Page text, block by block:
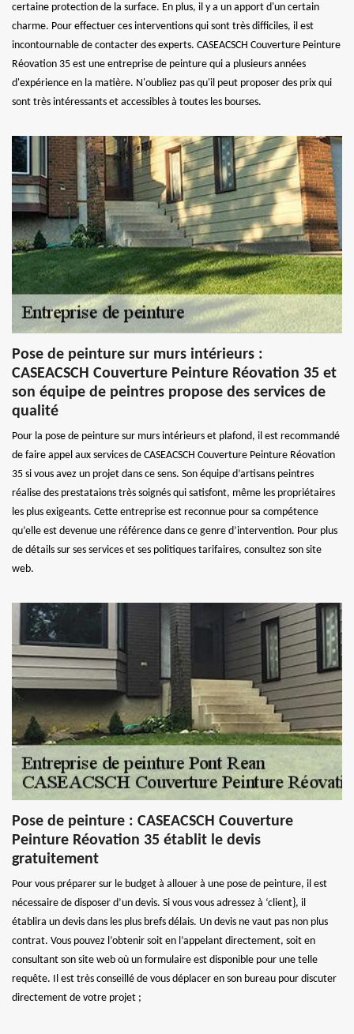
certaine protection de la surface. En plus, il y a un apport d'un certain
charme. Pour effectuer ces interventions qui sont très difficiles, il est
incontournable de contacter des experts. CASEACSCH Couverture Peinture
Réovation 35 est une entreprise de peinture qui a plusieurs années
d'expérience en la matière. N'oubliez pas qu'il peut proposer des prix qui
sont très intéressants et accessibles à toutes les bourses.
Pose de peinture sur murs intérieurs :
CASEACSCH Couverture Peinture Réovation 35 et
son équipe de peintres propose des services de
qualité
Pour la pose de peinture sur murs intérieurs et plafond, il est recommandé
de faire appel aux services de CASEACSCH Couverture Peinture Réovation
35 si vous avez un projet dans ce sens. Son équipe d’artisans peintres
réalise des prestataions très soignés qui satisfont, même les propriétaires
les plus exigeants. Cette entreprise est reconnue pour sa compétence
qu’elle est devenue une référence dans ce genre d’intervention. Pour plus
de détails sur ses services et ses politiques tarifaires, consultez son site
web.
Pose de peinture : CASEACSCH Couverture
Peinture Réovation 35 établit le devis
gratuitement
Pour vous préparer sur le budget à allouer à une pose de peinture, il est
nécessaire de disposer d’un devis. Si vous vous adressez à ‘client}, il
établira un devis dans les plus brefs délais. Un devis ne vaut pas non plus
contrat. Vous pouvez l’obtenir soit en l’appelant directement, soit en
consultant son site web où un formulaire est disponible pour une telle
requête. Il est très conseillé de vous déplacer en son bureau pour discuter
directement de votre projet ;